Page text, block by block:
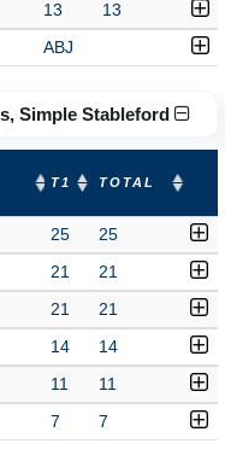
13 13
ABJ
Simple Stableford
T1 TOTAL
25 25
21 21
21 21
14 14
11 11
7 7